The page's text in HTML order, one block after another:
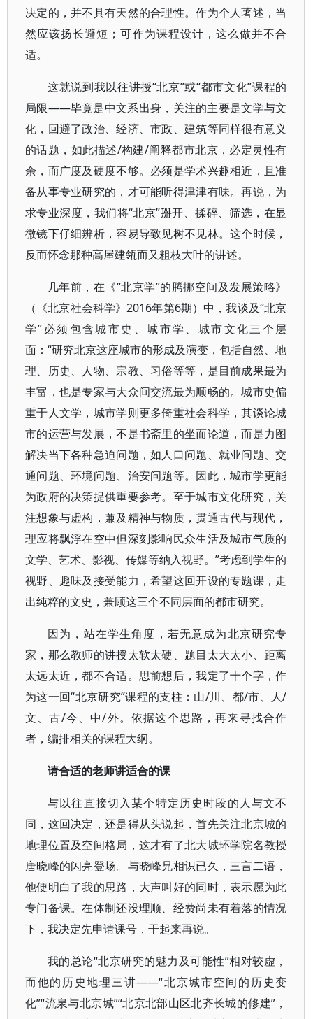
决定的，并不具有天然的合理性。作为个人著述，当
然应该扬长避短；可作为课程设计，这么做并不合
适。
这就说到我以往讲授“北京”或“都市文化”课程的
局限——毕竟是中文系出身，关注的主要是文学与文
化，回避了政治、经济、市政、建筑等同样很有意义
的话题，如此描述/构建/阐释都市北京，必定灵性有
余，而广度及硬度不够。必须是学术兴趣相近，且准
备从事专业研究的，才可能听得津津有味。再说，为
求专业深度，我们将“北京”掰开、揉碎、筛选，在显
微镜下仔细辨析，容易导致见树不见林。这个时候，
反而怀念那种高屋建瓴而又粗枝大叶的讲述。
几年前，在《“北京学”的腾挪空间及发展策略》
（《北京社会科学》2016年第6期）中，我谈及“北京
学”必须包含城市史、城市学、城市文化三个层
面：“研究北京这座城市的形成及演变，包括自然、地
理、历史、人物、宗教、习俗等等，是目前成果最为
丰富，也是专家与大众间交流最为顺畅的。城市史偏
重于人文学，城市学则更多倚重社会科学，其谈论城
市的运营与发展，不是书斋里的坐而论道，而是力图
解决当下各种急迫问题，如人口问题、就业问题、交
通问题、环境问题、治安问题等。因此，城市学更能
为政府的决策提供重要参考。至于城市文化研究，关
注想象与虚构，兼及精神与物质，贯通古代与现代，
理应将飘浮在空中但深刻影响民众生活及城市气质的
文学、艺术、影视、传媒等纳入视野。”考虑到学生的
视野、趣味及接受能力，希望这回开设的专题课，走
出纯粹的文史，兼顾这三个不同层面的都市研究。
因为，站在学生角度，若无意成为北京研究专
家，那么教师的讲授太软太硬、题目太大太小、距离
太远太近，都不合适。思前想后，我定了十个字，作
为这一回“北京研究”课程的支柱：山/川、都/市、人/
文、古/今、中/外。依据这个思路，再来寻找合作
者，编排相关的课程大纲。
请合适的老师讲适合的课
与以往直接切入某个特定历史时段的人与文不
同，这回决定，还是得从头说起，首先关注北京城的
地理位置及空间格局，这才有了北大城环学院名教授
唐晓峰的闪亮登场。与晓峰兄相识已久，三言二语，
他便明白了我的思路，大声叫好的同时，表示愿为此
专门备课。在体制还没理顺、经费尚未有着落的情况
下，我决定先申请课号，干起来再说。
我的总论“北京研究的魅力及可能性”相对较虚，
而他的历史地理三讲——“北京城市空间的历史变
化”“流泉与北京城”“北京北部山区北齐长城的修建”，